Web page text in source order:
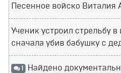
Песенное войско Виталия
Ученик устроил стрельбу
сначала убив бабушку с
1 Найдено